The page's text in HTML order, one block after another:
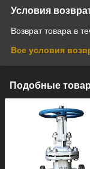
Условия
Возврат товара в
Все условия
Подобные